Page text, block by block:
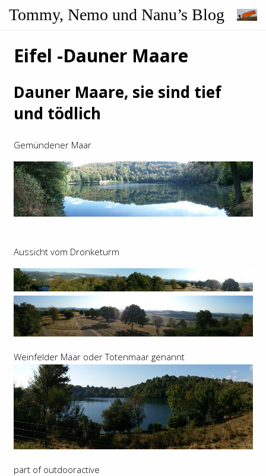
Tommy, Nemo und Nanu’s Blog
Eifel -Dauner Maare
Dauner Maare, sie sind tief
und tödlich
Gemündener Maar
Aussicht vom Dronketurm
Weinfelder Maar oder Totenmaar genannt
part of outdooractive